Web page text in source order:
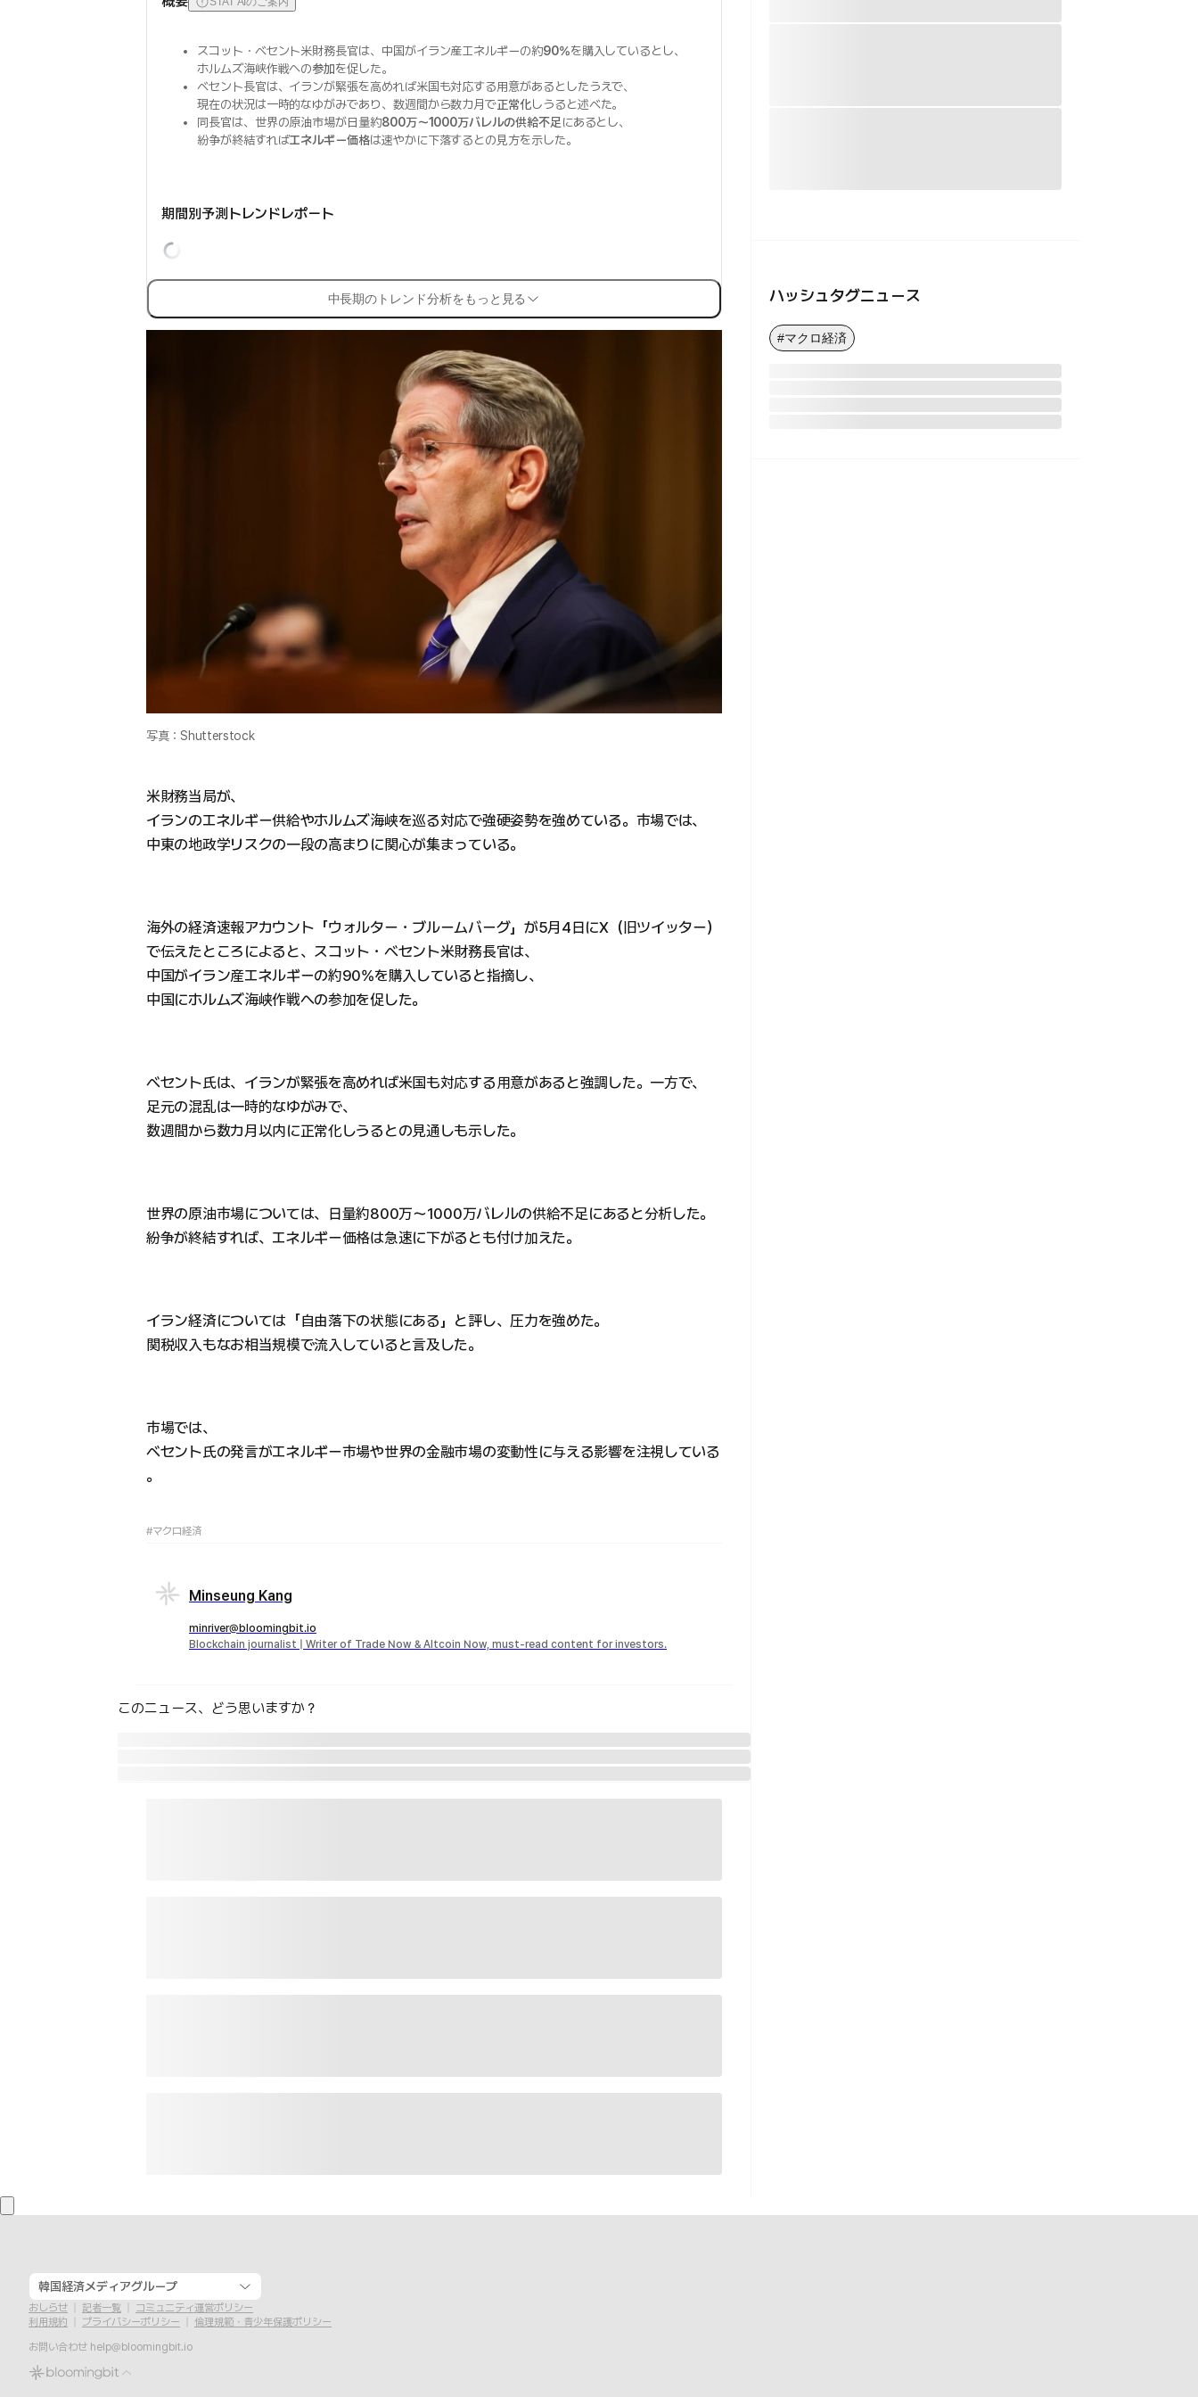
スコット・ベセント米財務長官は、中国がイラン産エネルギーの約90%を購入しているとし、
ホルムズ海峡作戦への参加を促した。
ベセント長官は、イランが緊張を高めれば米国も対応する用意があるとしたうえで、
現在の状況は一時的なゆがみであり、数週間から数カ月で正常化しうると述べた。
同長官は、世界の原油市場が日量約800万〜1000万バレルの供給不足にあるとし、
紛争が終結すればエネルギー価格は速やかに下落するとの見方を示した。
期間別予測トレンドレポート
中長期のトレンド分析をもっと見る
写真：Shutterstock
米財務当局が、
イランのエネルギー供給やホルムズ海峡を巡る対応で強硬姿勢を強めている。市場では、
中東の地政学リスクの一段の高まりに関心が集まっている。
海外の経済速報アカウント「ウォルター・ブルームバーグ」が5月4日にX（旧ツイッター）
で伝えたところによると、スコット・ベセント米財務長官は、
中国がイラン産エネルギーの約90%を購入していると指摘し、
中国にホルムズ海峡作戦への参加を促した。
ベセント氏は、イランが緊張を高めれば米国も対応する用意があると強調した。一方で、
足元の混乱は一時的なゆがみで、
数週間から数カ月以内に正常化しうるとの見通しも示した。
世界の原油市場については、日量約800万〜1000万バレルの供給不足にあると分析した。
紛争が終結すれば、エネルギー価格は急速に下がるとも付け加えた。
イラン経済については「自由落下の状態にある」と評し、圧力を強めた。
関税収入もなお相当規模で流入していると言及した。
市場では、
ベセント氏の発言がエネルギー市場や世界の金融市場の変動性に与える影響を注視している
。
#マクロ経済
Minseung Kang
minriver@bloomingbit.io
Blockchain journalist | Writer of Trade Now & Altcoin Now, must-read content for investors.
このニュース、どう思いますか？
ハッシュタグニュース
#マクロ経済
韓国経済メディアグループ
おしらせ 記者一覧
コミュニティ運営ポリシー
利用規約
プライバシーポリシー
倫理規範・青少年保護ポリシー
お問い合わせ help@bloomingbit.io